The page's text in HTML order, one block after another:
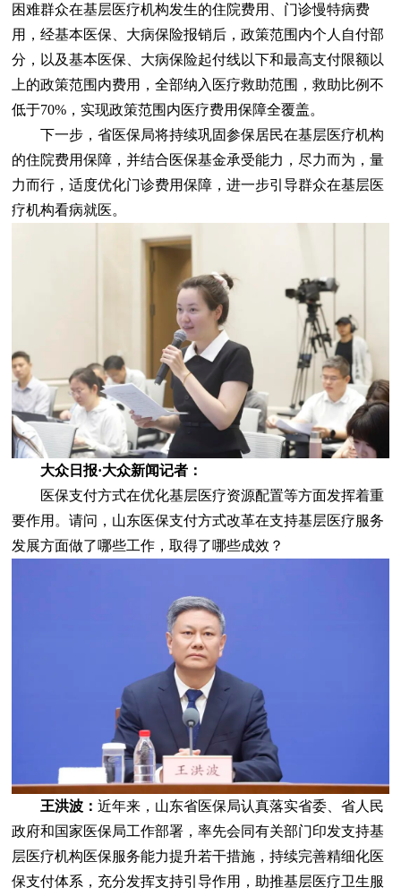
困难群众在基层医疗机构发生的住院费用、门诊慢特病费
用，经基本医保、大病保险报销后，政策范围内个人自付部
分，以及基本医保、大病保险起付线以下和最高支付限额以
上的政策范围内费用，全部纳入医疗救助范围，救助比例不
低于70%，实现政策范围内医疗费用保障全覆盖。
下一步，省医保局将持续巩固参保居民在基层医疗机构
的住院费用保障，并结合医保基金承受能力，尽力而为，量
力而行，适度优化门诊费用保障，进一步引导群众在基层医
疗机构看病就医。
大众日报·大众新闻记者：
医保支付方式在优化基层医疗资源配置等方面发挥着重
要作用。请问，山东医保支付方式改革在支持基层医疗服务
发展方面做了哪些工作，取得了哪些成效？
王洪波：近年来，山东省医保局认真落实省委、省人民
政府和国家医保局工作部署，率先会同有关部门印发支持基
层医疗机构医保服务能力提升若干措施，持续完善精细化医
保支付体系，充分发挥支持引导作用，助推基层医疗卫生服